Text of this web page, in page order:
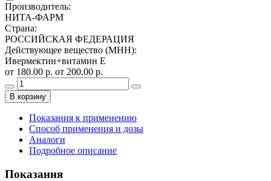
Производитель:
НИТА-ФАРМ
Страна:
РОССИЙСКАЯ ФЕДЕРАЦИЯ
Действующее вещество (МНН):
Ивермектин+витамин Е
от 180.00 р. от 200.00 р.
В корзину
Показания к применению
Способ применения и дозы
Аналоги
Подробное описание
Показания